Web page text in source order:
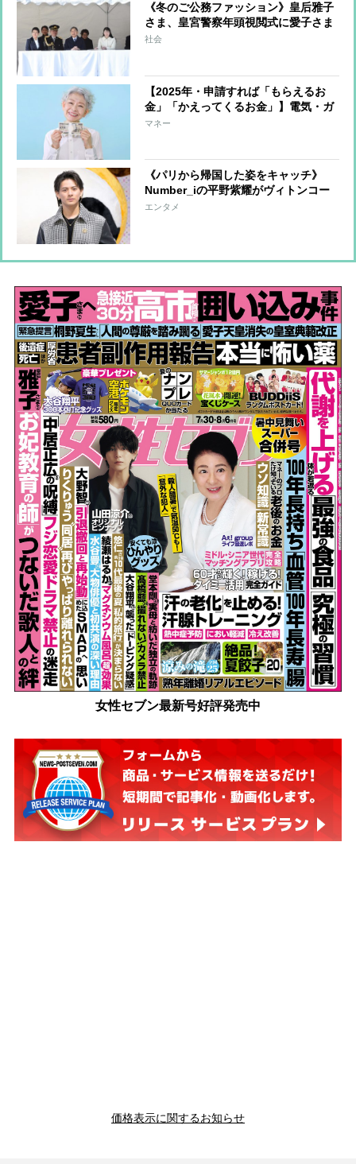
《冬のご公務ファッション》皇后雅子
さま、皇宮警察年頭視閲式に愛子さま
と「コート＋ブーツ」の”おそろコー
社会
【2025年・申請すれば「もらえるお
金」「かえってくるお金」】電気・ガ
ス料金、子育て支援、防犯対策の補助
マネー
《パリから帰国した姿をキャッチ》
Number_iの平野紫耀がヴィトンコー
デでファンに神対応
エンタメ
女性セブン最新号好評発売中
価格表示に関するお知らせ